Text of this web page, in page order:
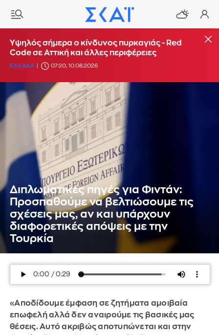
Υψηλός σήμερα ο κίνδυνος πυρκαγιάς - Red
Code σε Αττική και άλλες περιφέρειες
ΕΛΛΑΔΑ 07:20, 10.08.2026
Διπλωματικές πηγές για Φιντάν:
Προσπαθούμε να βελτιώσουμε τις
σχέσεις μας, αν και υπάρχουν
διαφορετικές απόψεις με την
Τουρκία
«Αποδίδουμε έμφαση σε ζητήματα αμοιβαία
επωφελή αλλά δεν αναιρούμε τις βασικές μας
θέσεις. Αυτό ακριβώς αποτυπώνεται και στην